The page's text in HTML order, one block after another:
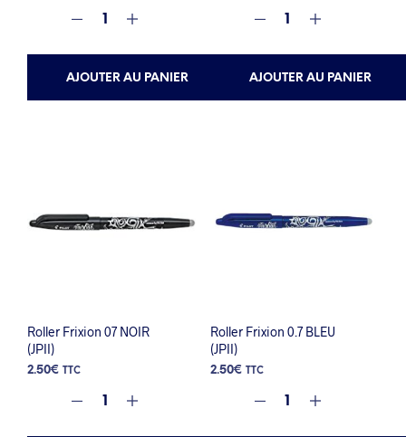
AJOUTER AU PANIER AJOUTER AU PANIER
Roller Frixion 07 NOIR
(JPII)
2.50€ TTC
Roller Frixion 0.7 BLEU
(JPII)
2.50€ TTC